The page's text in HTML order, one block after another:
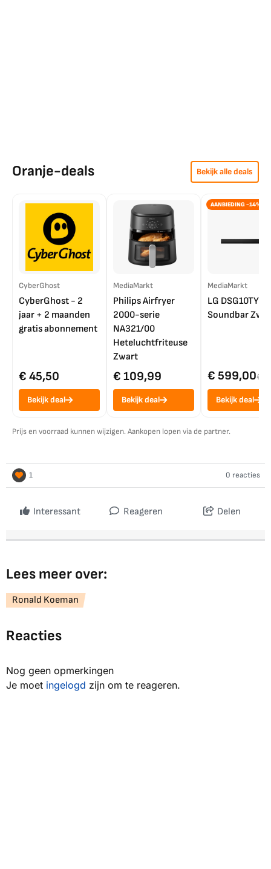
Oranje-deals Bekijk alle deals
CyberGhost
CyberGhost - 2
jaar + 2 maanden
gratis abonnement
€ 45,50
Bekijk deal
MediaMarkt
Philips Airfryer
2000-serie
NA321/00
Heteluchtfriteuse
Zwart
€ 109,99
Bekijk deal
AANBIEDING -14%
MediaMarkt
LG DSG10TY
Soundbar
€ 599,00€
Bekijk deal
Prijs en voorraad kunnen wijzigen. Aankopen lopen via de partner.
1 0 reacties
Interessant Reageren Delen
Lees meer over:
Ronald Koeman
Reacties
Nog geen opmerkingen
Je moet ingelogd zijn om te reageren.